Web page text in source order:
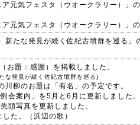
元気フェスタ（ウオークラリー）」
元気フェスタ（ウオークラリー）」
新たな発見が続く佐紀古墳群を巡る
お題：感謝）を掲載しました。
な発見が続く佐紀古墳群を巡る)
柳のお題は「有名」の予定です。
例会案内」を5月と6月に更新しました。
頭写真を更新しました。
た。（浜辺の歌）